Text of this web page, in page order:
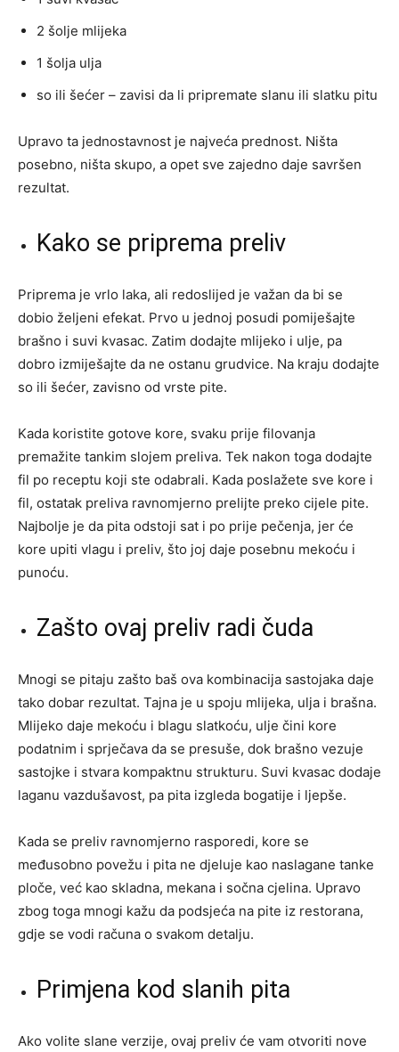
2 šolje mlijeka
1 šolja ulja
so ili šećer – zavisi da li pripremate slanu ili slatku pitu
Upravo ta jednostavnost je najveća prednost. Ništa
posebno, ništa skupo, a opet sve zajedno daje savršen
rezultat.
Kako se priprema preliv
Priprema je vrlo laka, ali redoslijed je važan da bi se
dobio željeni efekat. Prvo u jednoj posudi pomiješajte
brašno i suvi kvasac. Zatim dodajte mlijeko i ulje, pa
dobro izmiješajte da ne ostanu grudvice. Na kraju dodajte
so ili šećer, zavisno od vrste pite.
Kada koristite gotove kore, svaku prije filovanja
premažite tankim slojem preliva. Tek nakon toga dodajte
fil po receptu koji ste odabrali. Kada poslažete sve kore i
fil, ostatak preliva ravnomjerno prelijte preko cijele pite.
Najbolje je da pita odstoji sat i po prije pečenja, jer će
kore upiti vlagu i preliv, što joj daje posebnu mekoću i
punoću.
Zašto ovaj preliv radi čuda
Mnogi se pitaju zašto baš ova kombinacija sastojaka daje
tako dobar rezultat. Tajna je u spoju mlijeka, ulja i brašna.
Mlijeko daje mekoću i blagu slatkoću, ulje čini kore
podatnim i sprječava da se presuše, dok brašno vezuje
sastojke i stvara kompaktnu strukturu. Suvi kvasac dodaje
laganu vazdušavost, pa pita izgleda bogatije i ljepše.
Kada se preliv ravnomjerno rasporedi, kore se
međusobno povežu i pita ne djeluje kao naslagane tanke
ploče, već kao skladna, mekana i sočna cjelina. Upravo
zbog toga mnogi kažu da podsjeća na pite iz restorana,
gdje se vodi računa o svakom detalju.
Primjena kod slanih pita
Ako volite slane verzije, ovaj preliv će vam otvoriti nove